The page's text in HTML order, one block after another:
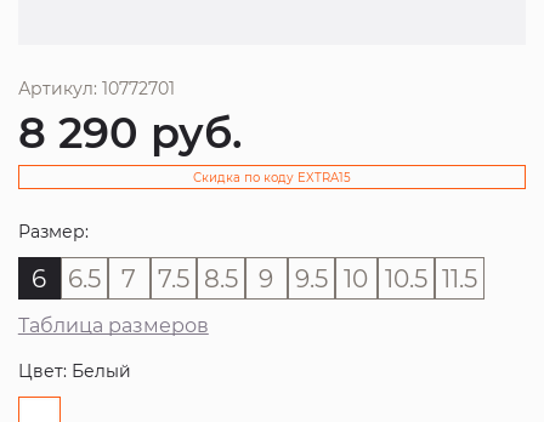
Артикул: 10772701
8 290 руб.
Скидка по коду EXTRA15
Размер:
6 6.5 7 7.5 8.5 9 9.5 10 10.5 11.5
Таблица размеров
Цвет: Белый